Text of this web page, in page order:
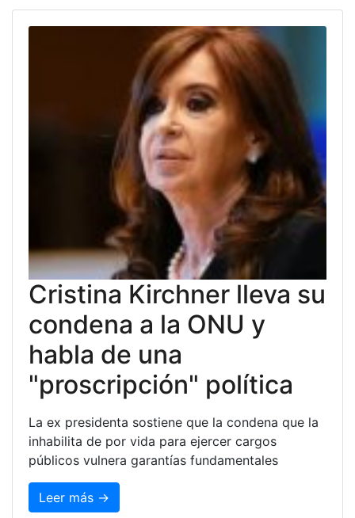
Cristina Kirchner lleva su
condena a la ONU y
habla de una
"proscripción" política
La ex presidenta sostiene que la condena que la
inhabilita de por vida para ejercer cargos
públicos vulnera garantías fundamentales
Leer más →